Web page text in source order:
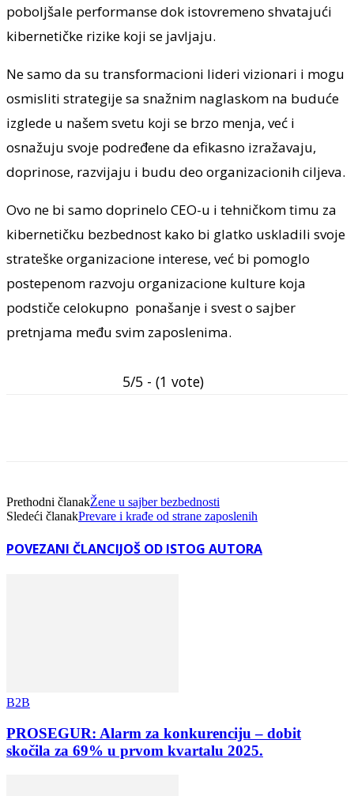
poboljšale performanse dok istovremeno shvatajući
kibernetičke rizike koji se javljaju.
Ne samo da su transformacioni lideri vizionari i mogu
osmisliti strategije sa snažnim naglaskom na buduće
izglede u našem svetu koji se brzo menja, već i
osnažuju svoje podređene da efikasno izražavaju,
doprinose, razvijaju i budu deo organizacionih ciljeva.
Ovo ne bi samo doprinelo CEO-u i tehničkom timu za
kibernetičku bezbednost kako bi glatko uskladili svoje
strateške organizacione interese, već bi pomoglo
postepenom razvoju organizacione kulture koja
podstiče celokupno ponašanje i svest o sajber
pretnjama među svim zaposlenima.
5/5 - (1 vote)
Prethodni članakŽene u sajber bezbednosti
Sledeći članakPrevare i krađe od strane zaposlenih
POVEZANI ČLANCIJOŠ OD ISTOG AUTORA
B2B
PROSEGUR: Alarm za konkurenciju – dobit
skočila za 69% u prvom kvartalu 2025.